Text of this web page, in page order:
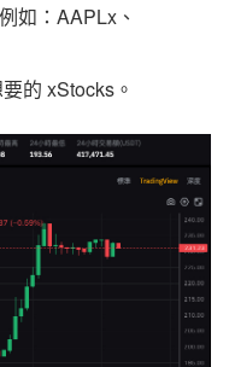
如：AAPLx、
要的xStocks 。